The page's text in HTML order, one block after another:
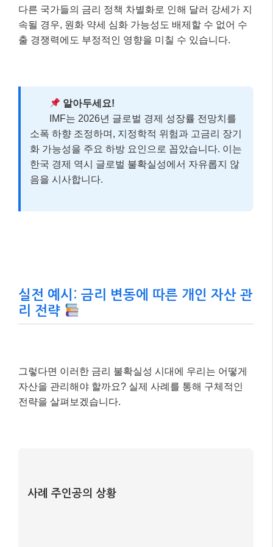
다른 국가들의 금리 정책 차별화로 인해 달러 강세가 지
속될 경우, 원화 약세 심화 가능성도 배제할 수 없어 수
출 경쟁력에도 부정적인 영향을 미칠 수 있습니다.
알아두세요!
IMF는 2026년 글로벌 경제 성장률 전망치를
소폭 하향 조정하며, 지정학적 위험과 고금리 장기
화 가능성을 주요 하방 요인으로 꼽았습니다. 이는
한국 경제 역시 글로벌 불확실성에서 자유롭지 않
음을 시사합니다.
실전 예시: 금리 변동에 따른 개인 자산 관
리 전략
그렇다면 이러한 금리 불확실성 시대에 우리는 어떻게
자산을 관리해야 할까요? 실제 사례를 통해 구체적인
전략을 살펴보겠습니다.
사례 주인공의 상황